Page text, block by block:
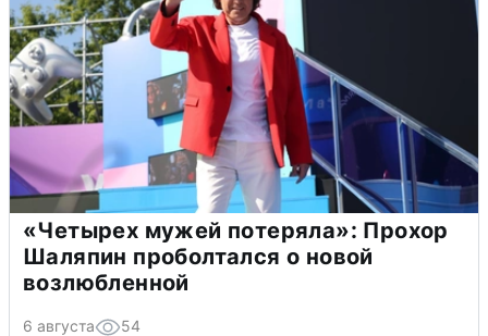
«Четырех мужей потеряла»: Прохор
Шаляпин проболтался о новой
возлюбленной
6 августа 54